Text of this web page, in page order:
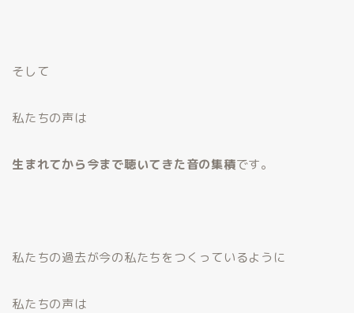
そして
私たちの声は
生まれてから今まで聴いてきた音の集積です。
私たちの過去が今の私たちをつくっているように
私たちの声は